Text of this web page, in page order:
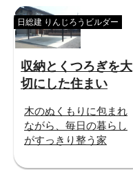
収納とくつろぎを大
切にした住まい
日総建 りんじろうビルダー
木のぬくもりに包まれ
ながら、毎日の暮らし
がすっきり整う家